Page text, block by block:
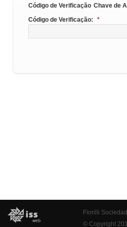
Código de Verificação Chave de
Código de Verificação:
*
Fiorilli
© Copyright